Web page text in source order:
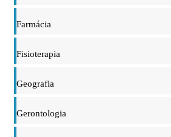
Farmácia
Fisioterapia
Geografia
Gerontologia